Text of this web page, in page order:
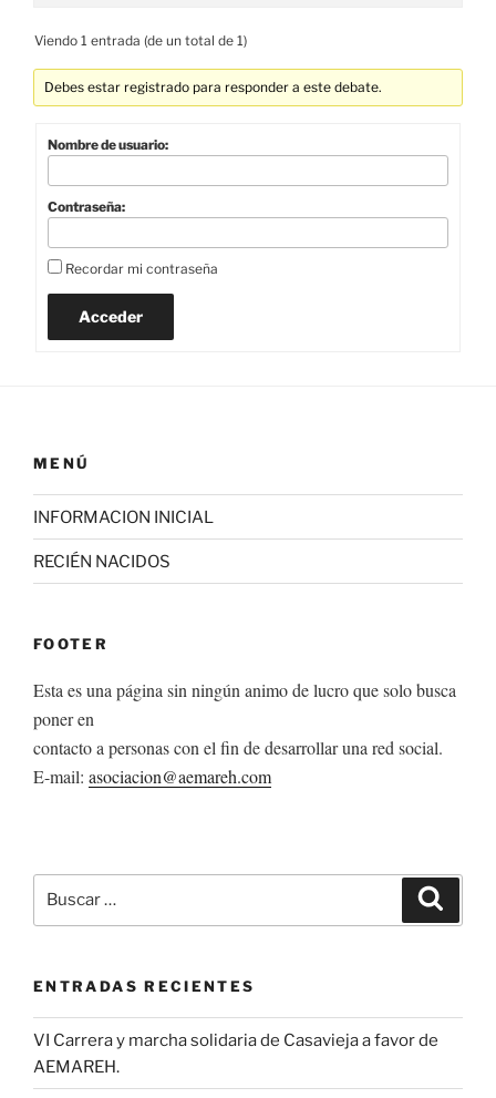
Viendo 1 entrada (de un total de 1)
Debes estar registrado para responder a este debate.
Nombre de usuario:
Contraseña:
Recordar mi contraseña
Acceder
MENÚ
INFORMACION INICIAL
RECIÉN NACIDOS
FOOTER
Esta es una página sin ningún animo de lucro que solo busca
poner en
contacto a personas con el fin de desarrollar una red social.
E-mail: asociacion@aemareh.com
por:
ENTRADAS RECIENTES
VI Carrera y marcha solidaria de Casavieja a favor de
AEMAREH.